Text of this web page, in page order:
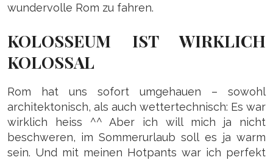
wundervolle Rom zu fahren.
KOLOSSEUM IST WIRKLICH
KOLOSSAL
Rom hat uns sofort umgehauen – sowohl
architektonisch, als auch wettertechnisch: Es war
wirklich heiss ^^ Aber ich will mich ja nicht
beschweren, im Sommerurlaub soll es ja warm
sein. Und mit meinen Hotpants war ich perfekt